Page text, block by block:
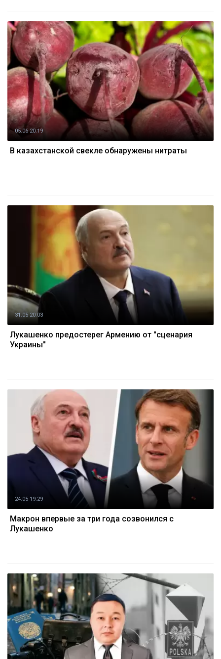
05.06 20:19
В казахстанской свекле обнаружены нитраты
31.05 20:03
Лукашенко предостерег Армению от "сценария
Украины"
24.05 19:29
Макрон впервые за три года созвонился с
Лукашенко